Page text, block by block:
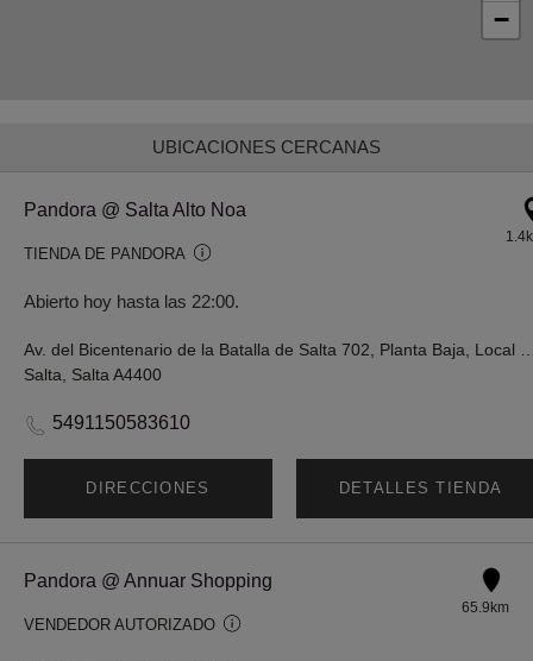
−
UBICACIONES CERCANAS
Pandora @ Salta Alto Noa
TIENDA DE PANDORA
Abierto hoy hasta las 22:00.
Salta, Salta A4400
5491150583610
DIRECCIONES DETALLES TIENDA
Pandora @ Annuar Shopping
VENDEDOR AUTORIZADO
65.9km